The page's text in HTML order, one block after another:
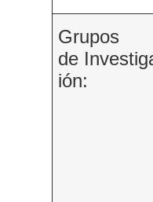
Grupos
de
ión: